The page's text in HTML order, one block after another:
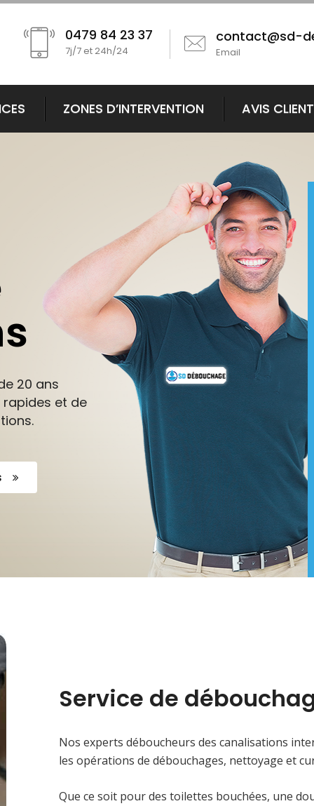
0479 84 23 37
7j/7 et 24h/24
contact@sd-
Email
ZONES D’INTERVENTION AVIS
20 ans
et de
Service de
Nos experts déboucheurs des canalisations
les opérations de débouchages, nettoyage et
Que ce soit pour des toilettes bouchées, une